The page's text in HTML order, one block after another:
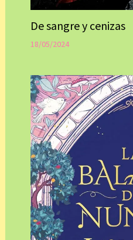
De sangre y cenizas
18/05/2024